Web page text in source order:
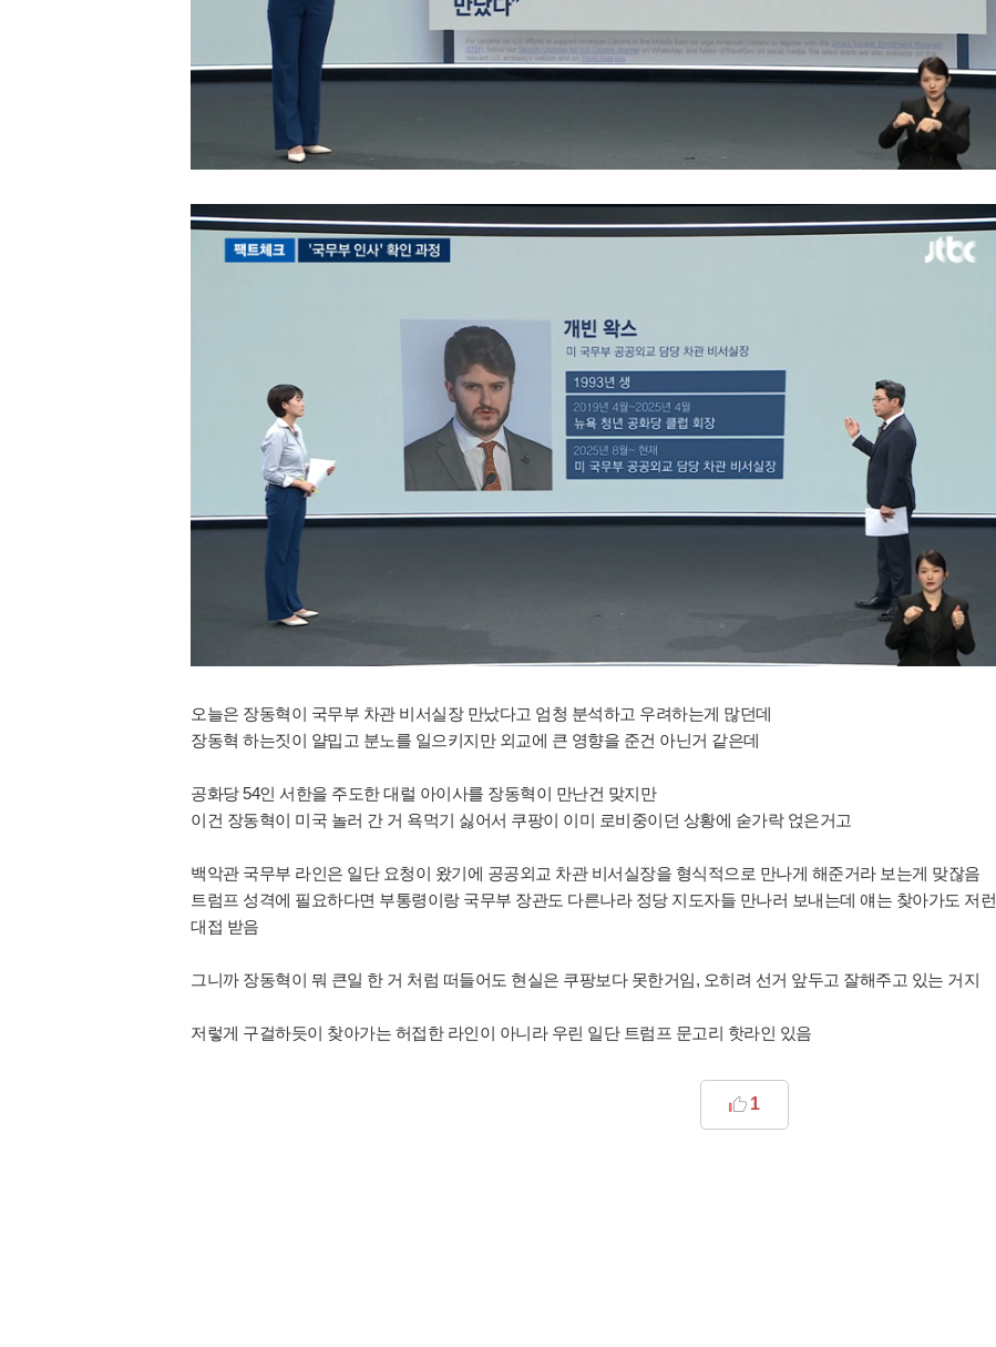
오늘은 장동혁이 국무부 차관 비서실장 만났다고 엄청 분석하고 우려하는게 많던데
장동혁 하는짓이 얄밉고 분노를 일으키지만 외교에 큰 영향을 준건 아닌거 같은데
공화당 54인 서한을 주도한 대럴 아이사를 장동혁이 만난건 맞지만
이건 장동혁이 미국 놀러 간 거 욕먹기 싫어서 쿠팡이 이미 로비중이던 상황에 숟가락 얹은거고
백악관 국무부 라인은 일단 요청이 왔기에 공공외교 차관 비서실장을 형식적으로 만나게 해준거라 보는게 맞잖음
트럼프 성격에 필요하다면 부통령이랑 국무부 장관도 다른나라 정당 지도자들 만나러 보내는데 얘는 찾아가도 저런
대접 받음
그니까 장동혁이 뭐 큰일 한 거 처럼 떠들어도 현실은 쿠팡보다 못한거임, 오히려 선거 앞두고 잘해주고 있는 거지
저렇게 구걸하듯이 찾아가는 허접한 라인이 아니라 우린 일단 트럼프 문고리 핫라인 있음
1